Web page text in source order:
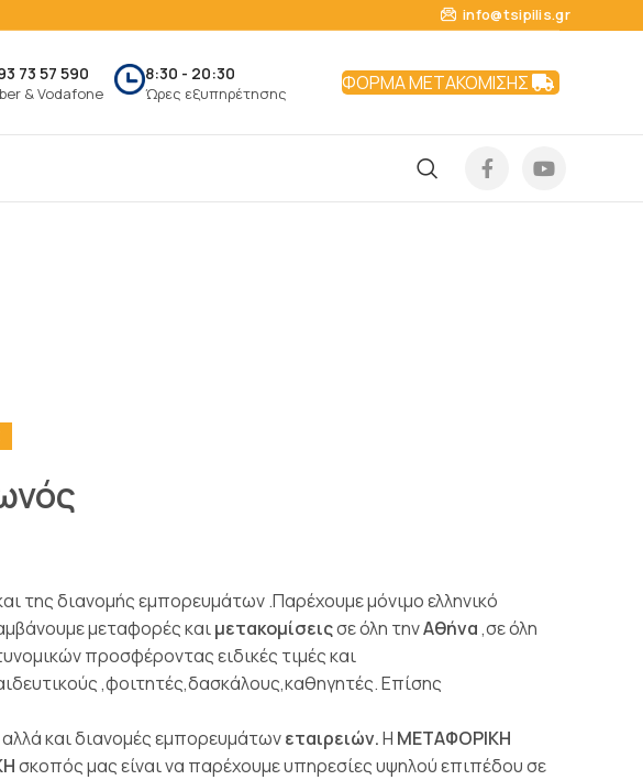
info@tsipilis.gr
73 57 590
& Vodafone
8:30 - 20:30
Ώρες εξυπηρέτησης ΦΟΡΜΑ ΜΕΤΑΚΟΜΙΣΗΣ
της διανομής εμπορευμάτων .Παρέχουμε μόνιμο ελληνικό
μεταφορές καιμετακομίσειςσε όλη τηνΑθήνα,σε όλη
προσφέροντας ειδικές τιμές και
,φοιτητές,δασκάλους,καθηγητές. Επίσης
και διανομές εμπορευμάτωνεταιρειών.Η ΜΕΤΑΦΟΡΙΚΗ
σκοπός μας είναι να παρέχουμε υπηρεσίες υψηλού επιπέδου σε